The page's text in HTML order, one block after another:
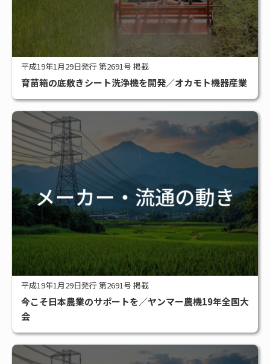
平成19年1月29日発行 第2691号 掲載
育苗箱の底敷きシート洗浄機を開発／オカモト機器産業
平成19年1月29日発行 第2691号 掲載
今こそ日本農業のサポートを／ヤンマー農機19年全国大
会